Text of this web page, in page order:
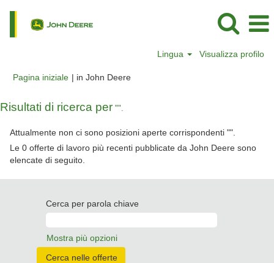
Lingua Visualizza profilo
Pagina iniziale | in John Deere(pagina
Risultati di ricerca per "".
Attualmente non ci sono posizioni aperte corrispondenti "".
Le 0 offerte di lavoro più recenti pubblicate da John Deere sono
elencate di seguito.
Cerca per parola chiave
Mostra più opzioni